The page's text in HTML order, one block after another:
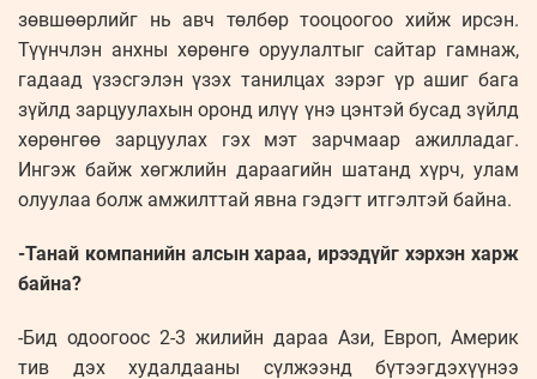
зөвшөөрлийг нь авч төлбөр тооцоогоо хийж ирсэн.
Түүнчлэн анхны хөрөнгө оруулалтыг сайтар гамнаж,
гадаад үзэсгэлэн үзэх танилцах зэрэг үр ашиг бага
зүйлд зарцуулахын оронд илүү үнэ цэнтэй бусад зүйлд
хөрөнгөө зарцуулах гэх мэт зарчмаар ажилладаг.
Ингэж байж хөгжлийн дараагийн шатанд хүрч, улам
олуулаа болж амжилттай явна гэдэгт итгэлтэй байна.
-Танай компанийн алсын хараа, ирээдүйг хэрхэн харж
байна?
-Бид одоогоос 2-3 жилийн дараа Ази, Европ, Америк
тив дэх худалдааны сүлжээнд бүтээгдэхүүнээ